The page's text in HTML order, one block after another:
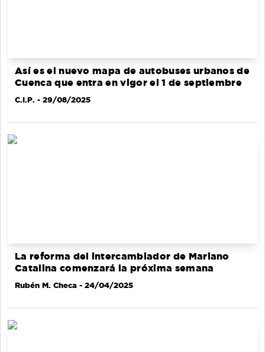
Así es el nuevo mapa de autobuses urbanos de
Cuenca que entra en vigor el 1 de septiembre
C.I.P. - 29/08/2025
La reforma del intercambiador de Mariano
Catalina comenzará la próxima semana
Rubén M. Checa - 24/04/2025